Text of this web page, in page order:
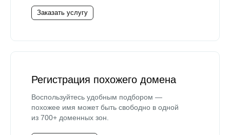
Заказать услугу
Регистрация похожего домена
Воспользуйтесь удобным подбором —
похожее имя может быть свободно в одной
из 700+ доменных зон.